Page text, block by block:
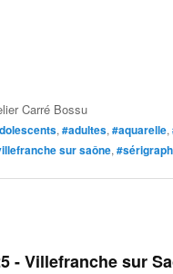
Carré Bossu
, #adultes, #aquarelle,
sur saône,
- Villefranche sur